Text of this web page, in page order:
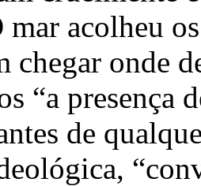
mar acolheu
chegar onde
“a presença
de